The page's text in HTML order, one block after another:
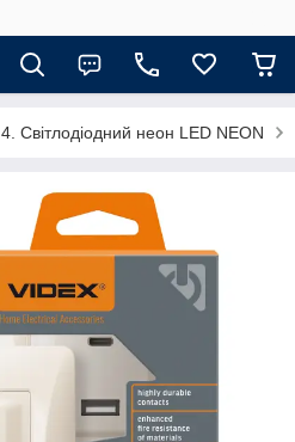
4. Світлодіодний неон LED NEON